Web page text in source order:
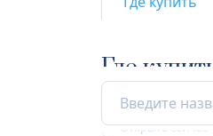
Где купить
Открыта сейчас